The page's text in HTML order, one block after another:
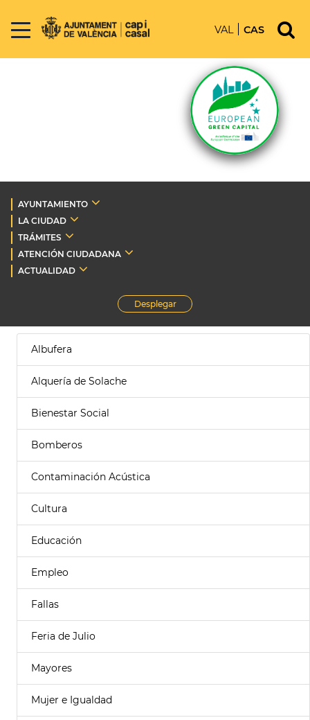
VAL CAS
AYUNTAMIENTO
LA CIUDAD
TRÁMITES
ATENCIÓN CIUDADANA
ACTUALIDAD
Desplegar
Albufera
Alquería de Solache
Bienestar Social
Bomberos
Contaminación Acústica
Cultura
Educación
Empleo
Fallas
Feria de Julio
Mayores
Mujer e Igualdad